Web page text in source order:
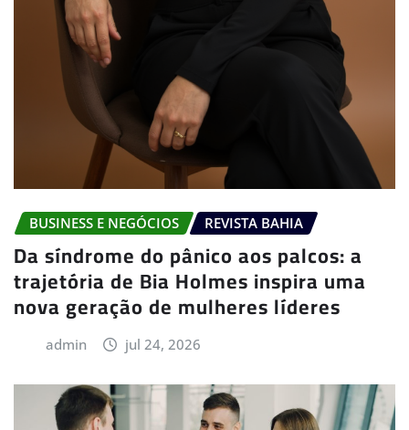
BUSINESS E NEGÓCIOS REVISTA BAHIA
Da síndrome do pânico aos palcos: a
trajetória de Bia Holmes inspira uma
nova geração de mulheres líderes
admin jul 24, 2026